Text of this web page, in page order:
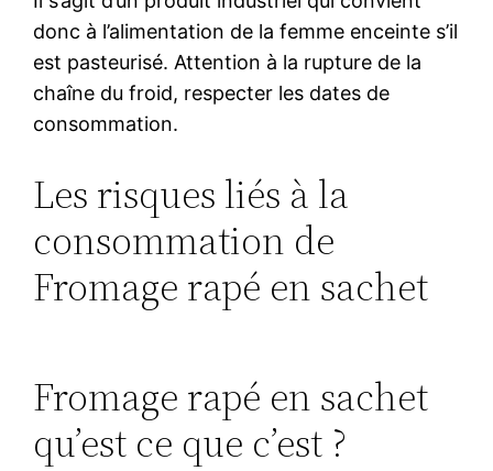
donc à l’alimentation de la femme enceinte s’il
est pasteurisé. Attention à la rupture de la
chaîne du froid, respecter les dates de
consommation.
Les risques liés à la
consommation de
Fromage rapé en sachet
Fromage rapé en sachet
qu’est ce que c’est ?